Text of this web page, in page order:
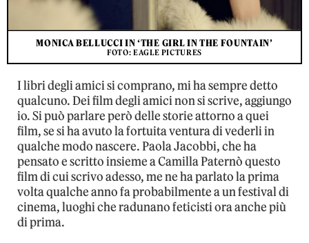
MONICA BELLUCCI IN ‘THE GIRL IN THE FOUNTAIN’
FOTO: EAGLE PICTURES
I libri degli amici si comprano, mi ha sempre detto
qualcuno. Dei film degli amici non si scrive, aggiungo
io. Si può parlare però delle storie attorno a quei
film, se si ha avuto la fortuita ventura di vederli in
qualche modo nascere. Paola Jacobbi, che ha
pensato e scritto insieme a Camilla Paternò questo
film di cui scrivo adesso, me ne ha parlato la prima
volta qualche anno fa probabilmente a un festival di
cinema, luoghi che radunano feticisti ora anche più
di prima.